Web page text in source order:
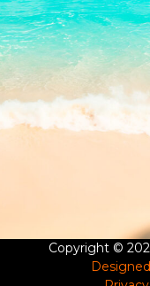
Copyright ©